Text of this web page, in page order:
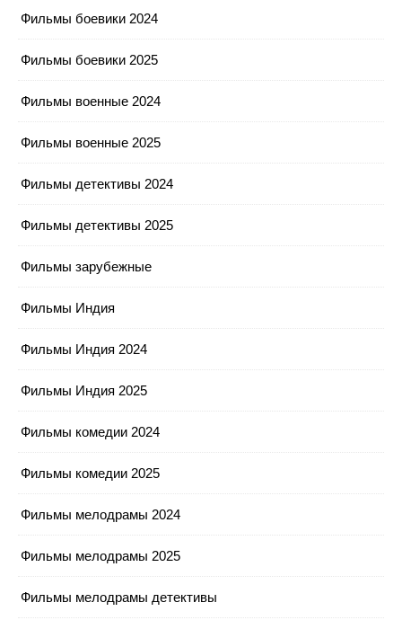
Фильмы боевики 2024
Фильмы боевики 2025
Фильмы военные 2024
Фильмы военные 2025
Фильмы детективы 2024
Фильмы детективы 2025
Фильмы зарубежные
Фильмы Индия
Фильмы Индия 2024
Фильмы Индия 2025
Фильмы комедии 2024
Фильмы комедии 2025
Фильмы мелодрамы 2024
Фильмы мелодрамы 2025
Фильмы мелодрамы детективы